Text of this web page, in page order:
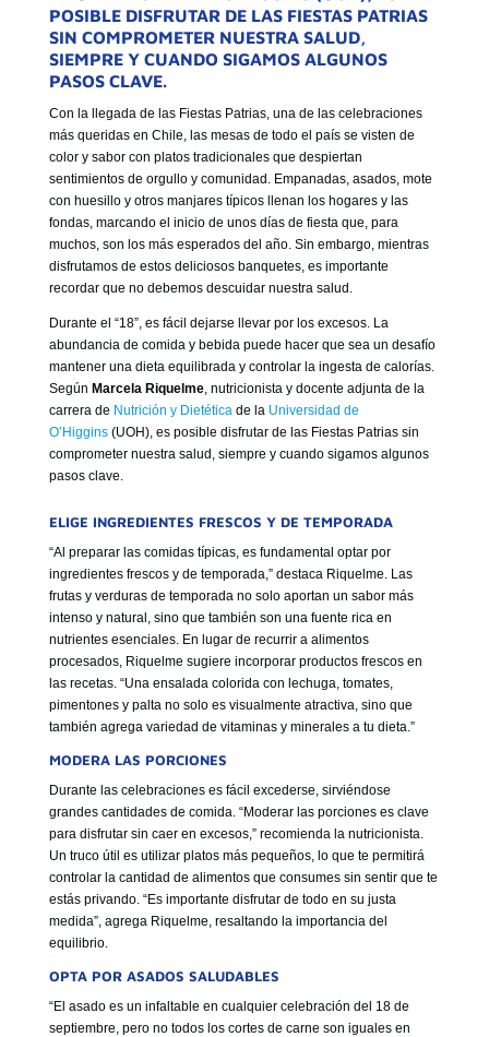
GOBIERNO CORPORATIVO
NUESTRO EQUIPO
POSIBLE DISFRUTAR DE LAS FIESTAS PATRIAS
SIN COMPROMETER NUESTRA SALUD,
SIEMPRE Y CUANDO SIGAMOS ALGUNOS
PASOS CLAVE.
Con la llegada de las Fiestas Patrias, una de las celebraciones
más queridas en Chile, las mesas de todo el país se visten de
color y sabor con platos tradicionales que despiertan
sentimientos de orgullo y comunidad. Empanadas, asados, mote
con huesillo y otros manjares típicos llenan los hogares y las
fondas, marcando el inicio de unos días de fiesta que, para
muchos, son los más esperados del año. Sin embargo, mientras
disfrutamos de estos deliciosos banquetes, es importante
recordar que no debemos descuidar nuestra salud.
Durante el “18”, es fácil dejarse llevar por los excesos. La
abundancia de comida y bebida puede hacer que sea un desafío
mantener una dieta equilibrada y controlar la ingesta de calorías.
Según Marcela Riquelme, nutricionista y docente adjunta de la
carrera de Nutrición y Dietéticade la Universidad de
O’Higgins(UOH), es posible disfrutar de las Fiestas Patrias sin
comprometer nuestra salud, siempre y cuando sigamos algunos
pasos clave.
ELIGE INGREDIENTES FRESCOS Y DE TEMPORADA
“Al preparar las comidas típicas, es fundamental optar por
ingredientes frescos y de temporada,” destaca Riquelme. Las
frutas y verduras de temporada no solo aportan un sabor más
intenso y natural, sino que también son una fuente rica en
nutrientes esenciales. En lugar de recurrir a alimentos
procesados, Riquelme sugiere incorporar productos frescos en
las recetas. “Una ensalada colorida con lechuga, tomates,
pimentones y palta no solo es visualmente atractiva, sino que
también agrega variedad de vitaminas y minerales a tu dieta.”
MODERA LAS PORCIONES
Durante las celebraciones es fácil excederse, sirviéndose
grandes cantidades de comida. “Moderar las porciones es clave
para disfrutar sin caer en excesos,” recomienda la nutricionista.
Un truco útil es utilizar platos más pequeños, lo que te permitirá
controlar la cantidad de alimentos que consumes sin sentir que te
estás privando. “Es importante disfrutar de todo en su justa
medida”, agrega Riquelme, resaltando la importancia del
equilibrio.
OPTA POR ASADOS SALUDABLES
“El asado es un infaltable en cualquier celebración del 18 de
septiembre, pero no todos los cortes de carne son iguales en